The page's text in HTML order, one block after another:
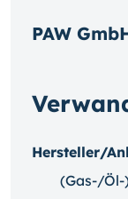
Hersteller/
(Gas-/Öl-
PAW